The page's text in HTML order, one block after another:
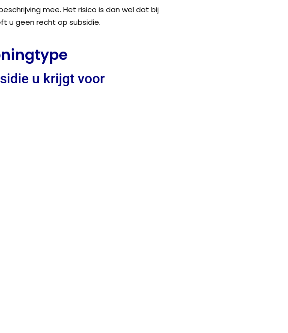
mee. Het risico is dan wel dat bij
u geen recht op subsidie.
u krijgt voor